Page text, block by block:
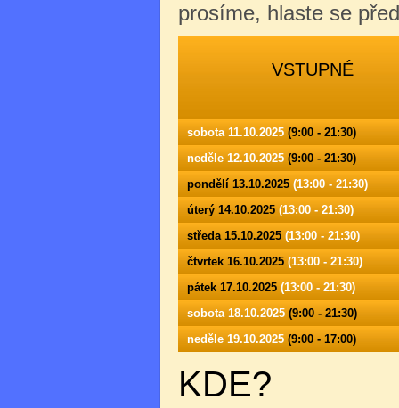
prosíme, hlaste se
VSTUPNÉ
sobota 11.10.2025 (9:00 - 21:30)
neděle 12.10.2025 (9:00 - 21:30)
pondělí 13.10.2025 (13:00 - 21:30)
úterý 14.10.2025 (13:00 - 21:30)
středa 15.10.2025 (13:00 - 21:30)
čtvrtek 16.10.2025 (13:00 - 21:30)
pátek 17.10.2025 (13:00 - 21:30)
sobota 18.10.2025 (9:00 - 21:30)
neděle 19.10.2025 (9:00 - 17:00)
KDE?